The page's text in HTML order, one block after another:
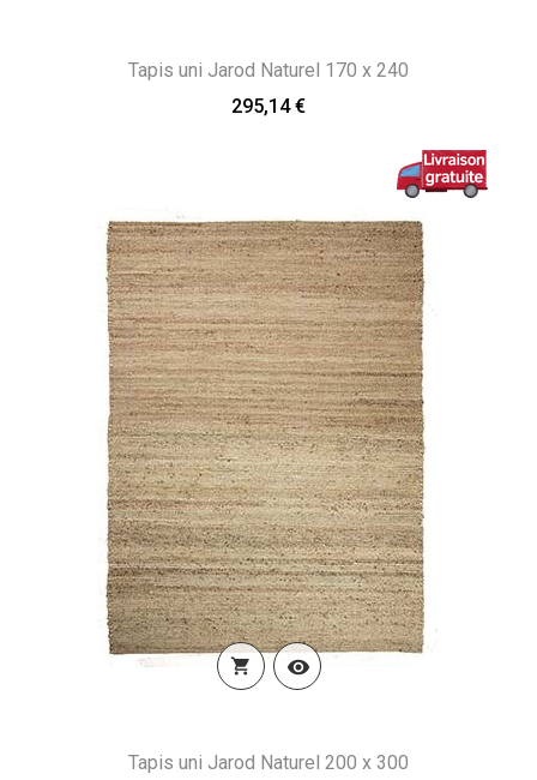
Tapis uni Jarod Naturel 170 x 240
295,14 €
 
Tapis uni Jarod Naturel 200 x 300